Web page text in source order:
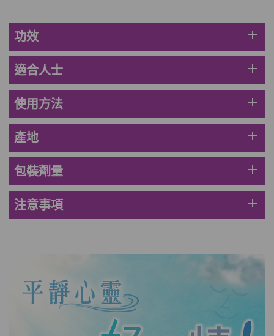
HKD$169
理膚泉 無香大哥大防曬 50ml (2027年4
月)
HKD$145
加入購物車
Round Lab 白樺樹水份防曬霜 50ml
此商品最多可加購1件
功效 add
適合人士 add
使用方法 add
產地 add
包裝劑量 add
注意事項 add